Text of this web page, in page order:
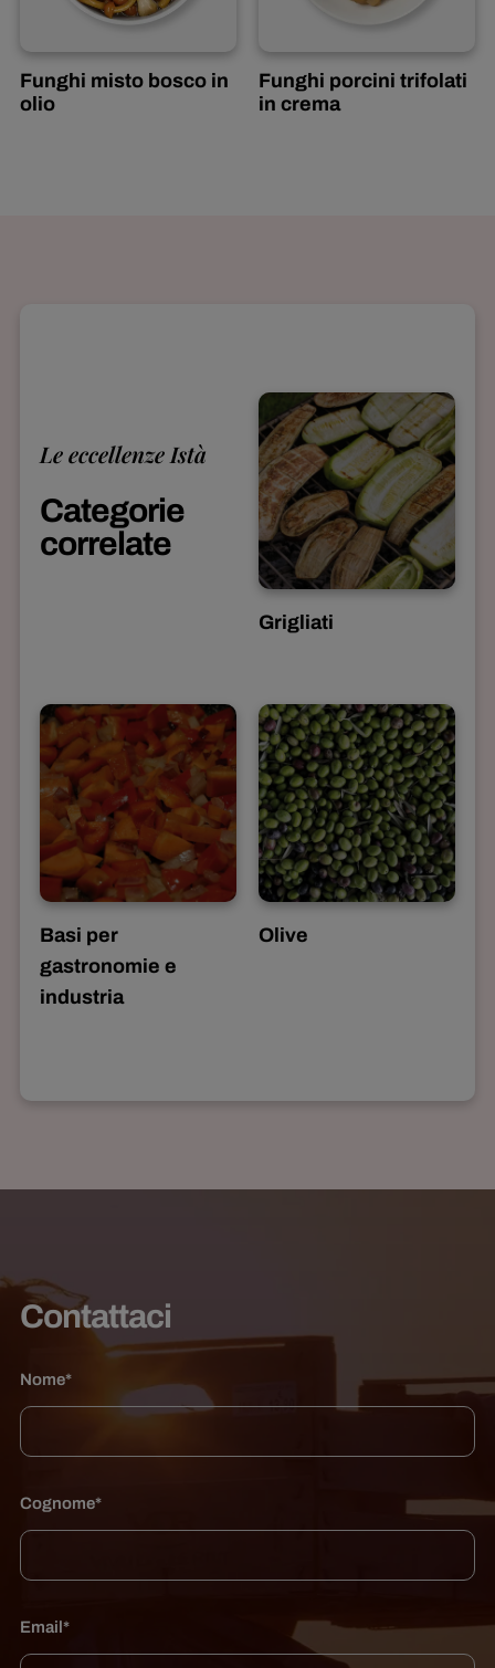
Funghi misto bosco in
olio
Funghi porcini trifolati
in crema
Le eccellenze Istà
Categorie
correlate
Grigliati
Basi per
gastronomie e
industria
Olive
Contattaci
Nome*
Cognome*
Email*